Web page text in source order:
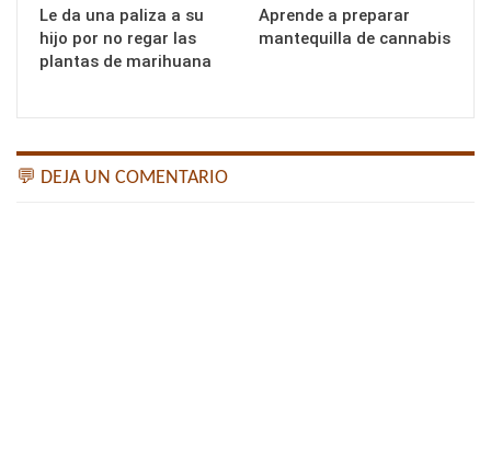
Le da una paliza a su
hijo por no regar las
plantas de marihuana
Aprende a preparar
mantequilla de cannabis
💬 DEJA UN COMENTARIO